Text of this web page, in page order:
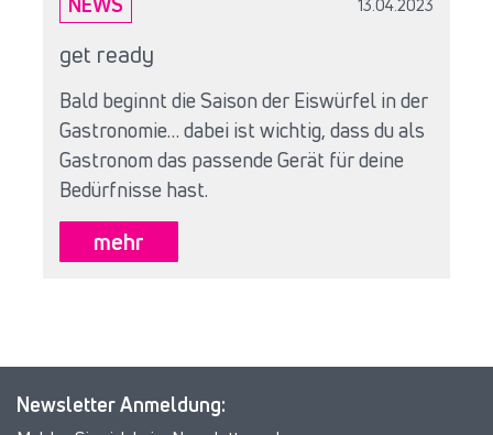
13.04.2023
get ready
Bald beginnt die Saison der Eiswürfel in der
Gastronomie… dabei ist wichtig, dass du als
Gastronom das passende Gerät für deine
Bedürfnisse hast.
mehr
Newsletter Anmeldung: